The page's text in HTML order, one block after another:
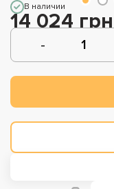
В наличии
14 024 грн